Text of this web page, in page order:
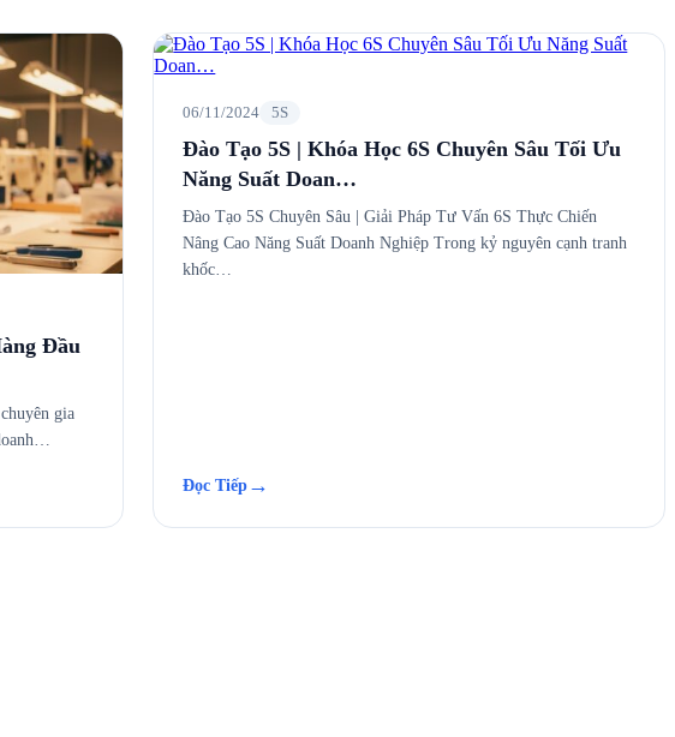
Đầu
gia
06/11/2024 5S
Đào Tạo 5S | Khóa Học 6S Chuyên Sâu Tối Ưu
Năng Suất Doan…
Đào Tạo 5S Chuyên Sâu | Giải Pháp Tư Vấn 6S Thực Chiến
Nâng Cao Năng Suất Doanh Nghiệp Trong kỷ nguyên cạnh tranh
khốc…
Đọc Tiếp →